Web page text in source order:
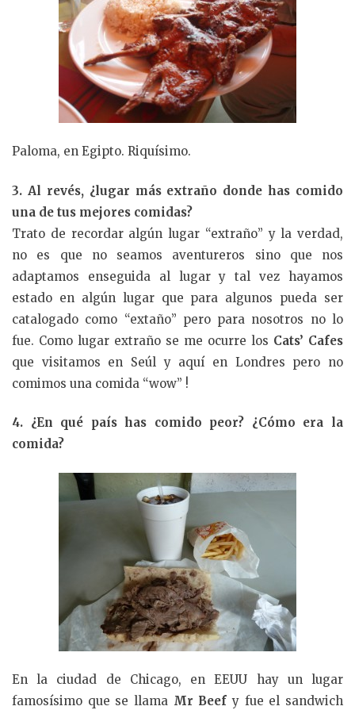
Paloma, en Egipto. Riquísimo.
3. Al revés, ¿lugar más extraño donde has comido
una de tus mejores comidas?
Trato de recordar algún lugar “extraño” y la verdad,
no es que no seamos aventureros sino que nos
adaptamos enseguida al lugar y tal vez hayamos
estado en algún lugar que para algunos pueda ser
catalogado como “extaño” pero para nosotros no lo
fue. Como lugar extraño se me ocurre los Cats’ Cafes
que visitamos en Seúl y aquí en Londres pero no
comimos una comida “wow” !
4. ¿En qué país has comido peor? ¿Cómo era la
comida?
En la ciudad de Chicago, en EEUU hay un lugar
famosísimo que se llama Mr Beef y fue el sandwich